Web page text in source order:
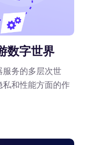
数字世界
务的多层次世
和性能方面的作